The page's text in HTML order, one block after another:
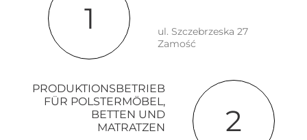
1
ul. Szczebrzeska 27
Zamość
2
PRODUKTIONSBETRIEB
FÜR POLSTERMÖBEL,
BETTEN UND
MATRATZEN